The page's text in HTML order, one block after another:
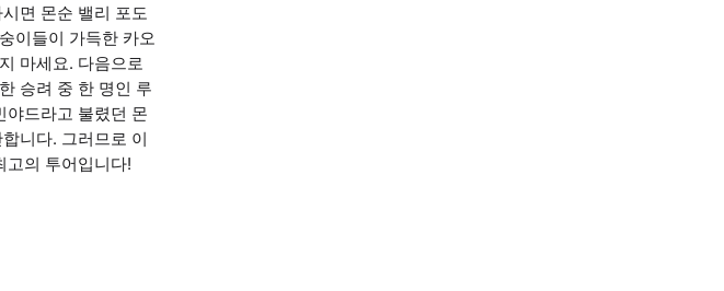
면 몬순 밸리 포도
이들이 가득한 카오
마세요. 다음으로
승려 중 한 명인 루
야드라고 불렸던 몬
니다. 그러므로 이
고의 투어입니다!